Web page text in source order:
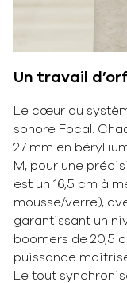
Un travail
Le cœur du
sonore Focal.
27 mm en
M, pour une
est un 16,5 cm à
mousse/verre),
garantissant un
boomers de 20,5
puissance
Le tout